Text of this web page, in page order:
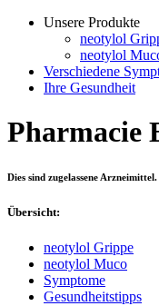
Unsere Produkte
neotylol
neotylol
Verschiedene
Ihre Gesundheit
Pharmacie
Dies sind zugelassene
Übersicht:
neotylol Grippe
neotylol Muco
Symptome
Gesundheitstipps